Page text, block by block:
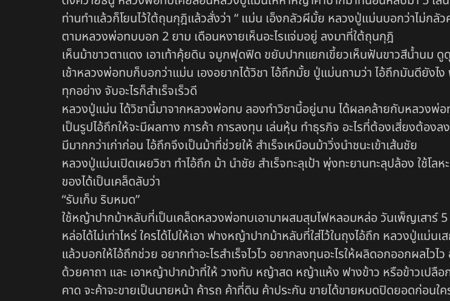
ท่านทำแล้วก็โยนไว้ใต้ถุนกุฎิแล้วสั่งว่า “ แม่น เอ็งกลัวผีมั้ย หลวงปู่แม่นบอกว่าไม่กลั
ตามหลวงพ่อทบบอก 2 ยาม เดือนหงายเห็นอะไรแจ่มอยู่ ลงมาที่ใต้ถุนกุฎิ
เห็นม้าขาวตาแดง เอาเท้าคุ้ยดิน จมูกฟุดฟิด ขยับปากแยกเขี้ยวเห็นฟันขาวสีน้ำนม ดู
เช้าหลวงพ่อทบก็บอกว่าแม่น เองอยากได้วิชา ไอ้ถึกมั้ย ปู่แม่นถามว่า ไอ้ถึกมันดียังไ
ทุกอย่าง จับอะไรก็สำเร็จเร็วดี
หลวงปู่แม่น ได้วิชานี้มาจากหลวงพ่อทบ ลองทำวิชานี้อยู่นาน ได้ผลคล้ายกับหลวง
เป็นรูปไอ้ถึกให้จะมีผลทาง การค้า การลงทุน เล่นหุ้น ทำธุรกิจ อะไรที่ต้องเสี่ยงต้องล
มีมากกว่าเก่าก่อน ไอ้ถึกจึงเป็นม้าที่ช่วยให้ สำเร็จเหมือนม้าวิ่งนำชนะเข้าเส้นชัย
หลวงปู่แม่นเปิดเผยวิชา ทำไอ้ถึก ม้า นำชัย สำเร็จทะลุเป้า พุ่งทะยานทะลุปล้อง ใช้โ
ของได้เป็นเคล็ดลับว่า
“รับเก็บ ริบหมด”
ใช้หญ้าปากม้าหลับที่เป็นเคล็ดหลวงพ่อทบเอามาผสมสุมไฟหลอมหล่อ วันเพ็ญเสาร์ 5
หล่อได้ไม่เท่าไหร่ ใครได้ไปให้เอา ฟางหญ้าปากม้าหลับที่ใส่ไว้ในถุงไอ้ถึก หลวงปู่แม่น
แล้วบอกให้ไอ้ถึกช่วย อยากทำอะไรสำเร็จไวไว อยากลงทุนอะไรให้ผลิดอกออกผลไ
ด้วยคาถา และ เอาหญ้าปากม้าที่ให้ วางทับ หญ้าสด หญ้าแห้ง ฟางข้าว หรือข้าวเปลื
คาด จะค้าจะขายเป็นนายหน้า ค้ารถ ค้าที่ดิน ค้าประกัน ขายได้ขายหมดปิดยอดก่อนใค